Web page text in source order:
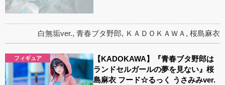
白無垢ver., 青春ブタ野郎, ＫＡＤＯＫＡＷＡ , 桜島麻衣
フィギュア
【KADOKAWA】『青春ブタ野郎は
ランドセルガールの夢を見ない』桜
島麻衣 フード☆るっく うさみみver.